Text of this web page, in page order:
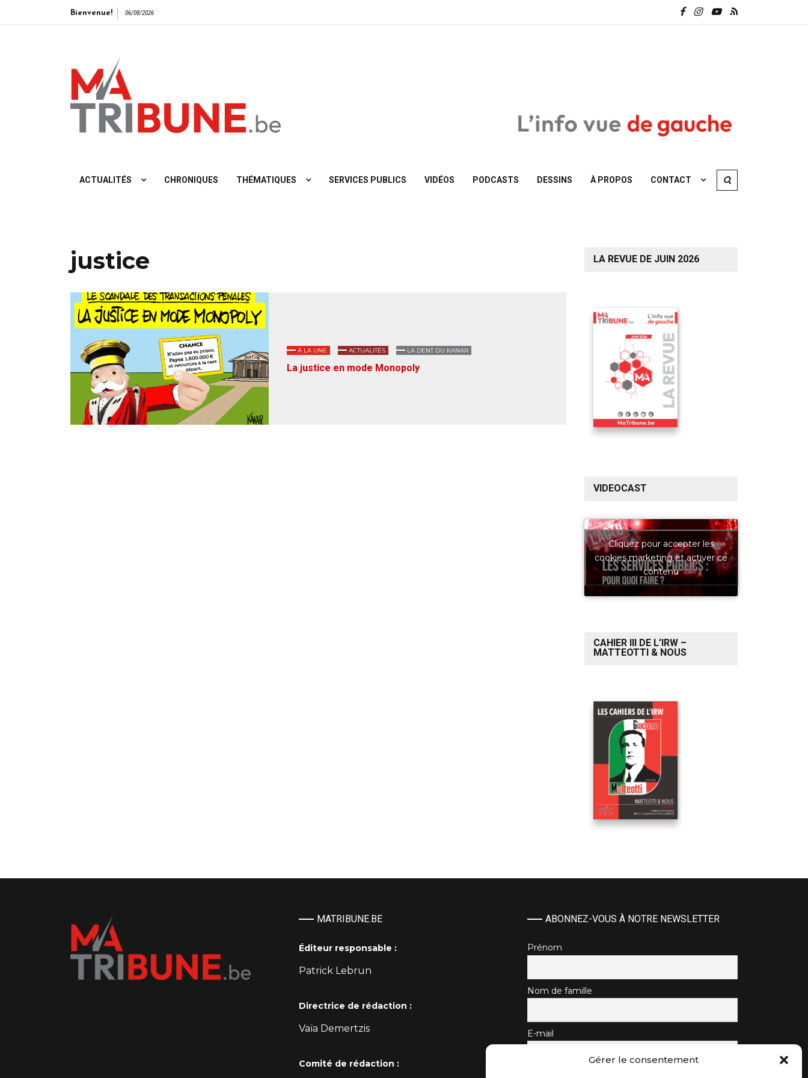
Gérer le consentement
Bienvenue! 06/08/2026
ACTUALITÉS CHRONIQUES THÉMATIQUES SERVICES PUBLICS VIDÉOS PODCASTS DESSINS À PROPOS CONTACT
justice
À LA UNE ACTUALITÉS LA DENT DU KANAR
La justice en mode Monopoly
LA REVUE DE JUIN 2026
VIDEOCAST
Cliquez pour accepter les
cookies marketing et activer ce
contenu
CAHIER III DE L’IRW –
MATTEOTTI & NOUS
MATRIBUNE.BE
Éditeur responsable :
Patrick Lebrun
Directrice de rédaction :
Vaïa Demertzis
Comité de rédaction :
ABONNEZ-VOUS À NOTRE NEWSLETTER
Prénom
Nom de famille
E-mail